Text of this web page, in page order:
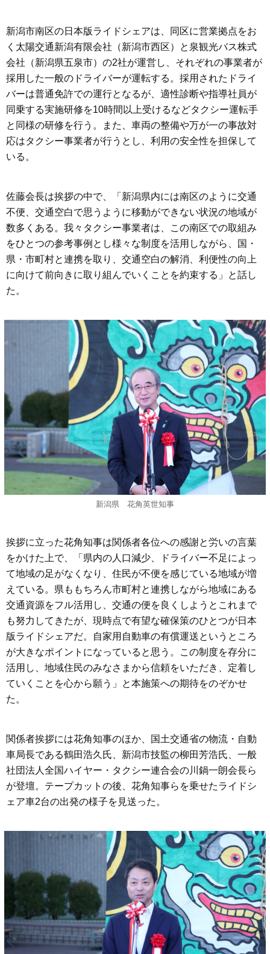
新潟市南区の日本版ライドシェアは、同区に営業拠点をお
く太陽交通新潟有限会社（新潟市西区）と泉観光バス株式
会社（新潟県五泉市）の2社が運営し、それぞれの事業者が
採用した一般のドライバーが運転する。採用されたドライ
バーは普通免許での運行となるが、適性診断や指導社員が
同乗する実施研修を10時間以上受けるなどタクシー運転手
と同様の研修を行う。また、車両の整備や万が一の事故対
応はタクシー事業者が行うとし、利用の安全性を担保して
いる。
佐藤会長は挨拶の中で、「新潟県内には南区のように交通
不便、交通空白で思うように移動ができない状況の地域が
数多くある。我々タクシー事業者は、この南区での取組み
をひとつの参考事例とし様々な制度を活用しながら、国・
県・市町村と連携を取り、交通空白の解消、利便性の向上
に向けて前向きに取り組んでいくことを約束する」と話し
た。
新潟県 花角英世知事
挨拶に立った花角知事は関係者各位への感謝と労いの言葉
をかけた上で、「県内の人口減少、ドライバー不足によっ
て地域の足がなくなり、住民が不便を感じている地域が増
えている。県ももちろん市町村と連携しながら地域にある
交通資源をフル活用し、交通の便を良くしようとこれまで
も努力してきたが、現時点で有望な確保策のひとつが日本
版ライドシェアだ。自家用自動車の有償運送というところ
が大きなポイントになっていると思う。この制度を存分に
活用し、地域住民のみなさまから信頼をいただき、定着し
ていくことを心から願う」と本施策への期待をのぞかせ
た。
関係者挨拶には花角知事のほか、国土交通省の物流・自動
車局長である鶴田浩久氏、新潟市技監の柳田芳浩氏、一般
社団法人全国ハイヤー・タクシー連合会の川鍋一朗会長ら
が登壇。テープカットの後、花角知事らを乗せたライドシ
ェア車2台の出発の様子を見送った。